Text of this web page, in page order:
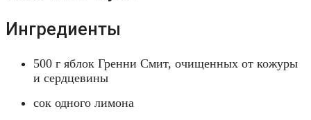
Ингредиенты
500 г яблок Гренни Смит, очищенных от кожуры
и сердцевины
сок одного лимона